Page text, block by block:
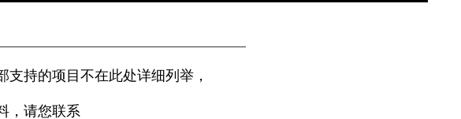
持的项目不在此处详细列举，
，请您联系